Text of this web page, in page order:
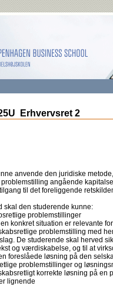
Erhvervsret 2
anvende den juridiske
angående
til det foreliggende
skal den studerende kunne:
problemstillinger
konkret situation er relevante
problemstilling med
De studerende skal herved
og værdiskabelse, og til at
foreslåede løsning på den
problemstillinger og
korrekte løsning på en
lignende